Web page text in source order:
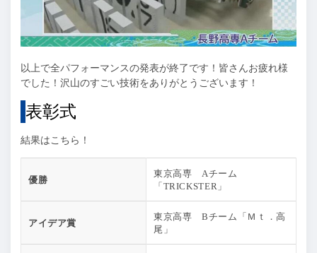
以上で全パフォーマンスの発表が終了です！皆さんお疲れ様
でした！沢山のすごい技術をありがとうございます！
表彰式
結果はこちら！
優勝
東京高専 Aチーム
「TRICKSTER」
アイデア賞
東京高専 Bチーム「Ｍｔ．高
尾」